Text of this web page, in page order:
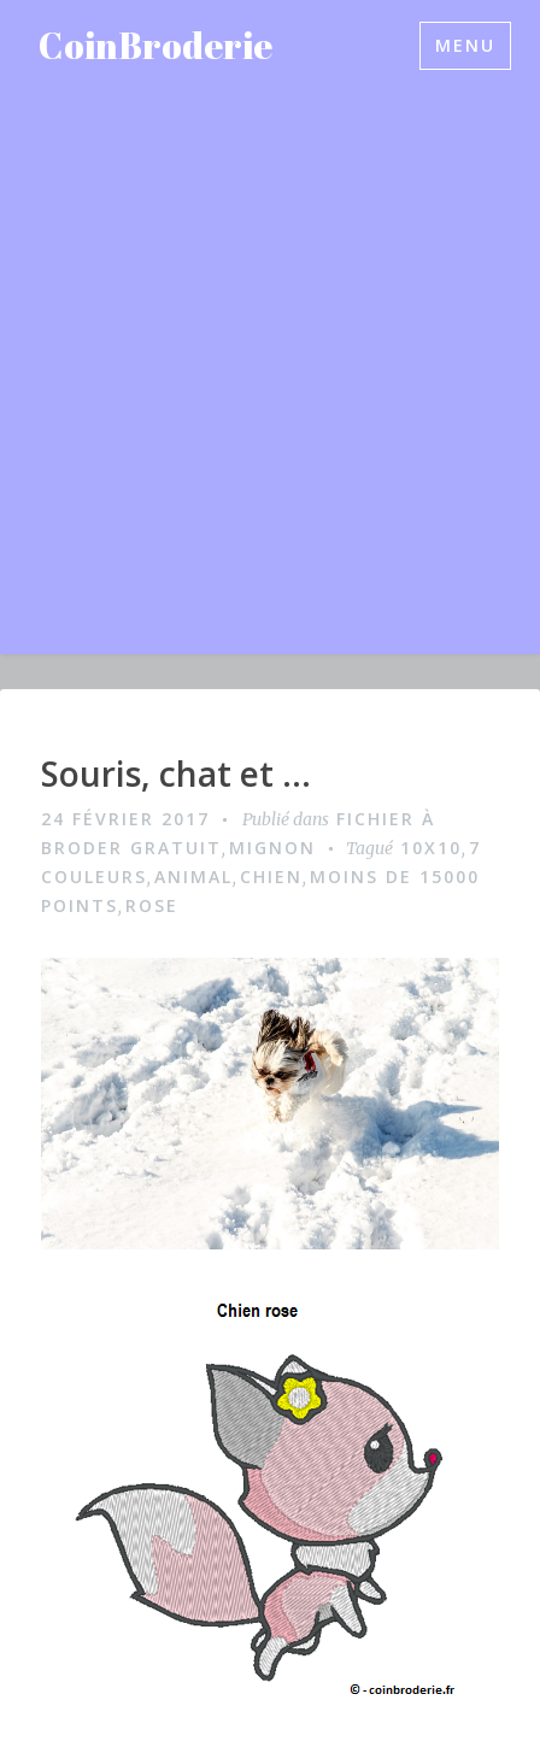
CoinBroderie MENU
I
a
g
e
Souris, chat et …
24 FÉVRIER 2017 Publié dans FICHIER À
BRODER GRATUIT, MIGNON Tagué 10X10, 7
COULEURS,ANIMAL, CHIEN, MOINS DE 15000
POINTS, ROSE